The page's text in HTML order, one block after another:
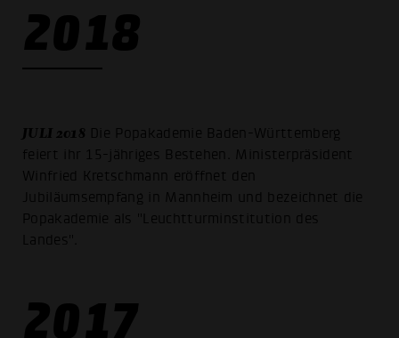
2018
JULI 2018 Die Popakademie Baden-Württemberg
feiert ihr 15-jähriges Bestehen. Ministerpräsident
Winfried Kretschmann eröffnet den
Jubiläumsempfang in Mannheim und bezeichnet die
Popakademie als "Leuchtturminstitution des
Landes".
2017